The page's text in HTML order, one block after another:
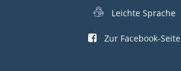
Leichte Sprache
Zur Facebook-Seite